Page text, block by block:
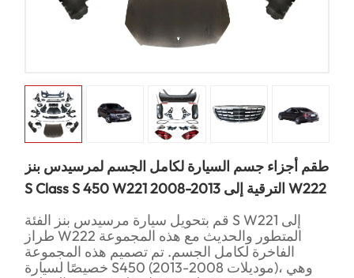
طقم أجزاء جسم السيارة لكامل الجسم لمرسيدس بنز
S Class S 450 W221 2008-2013 الترقية إلى W222
قم بتحويل سيارة مرسيدس بنز الفئة S W221 إلى
طراز W222 المتطور والحديث مع هذه المجموعة
الفاخرة لكامل الجسم. تم تصميم هذه المجموعة
خصيصًا لسيارة S450 (موديلات 2008-2013)، وهي